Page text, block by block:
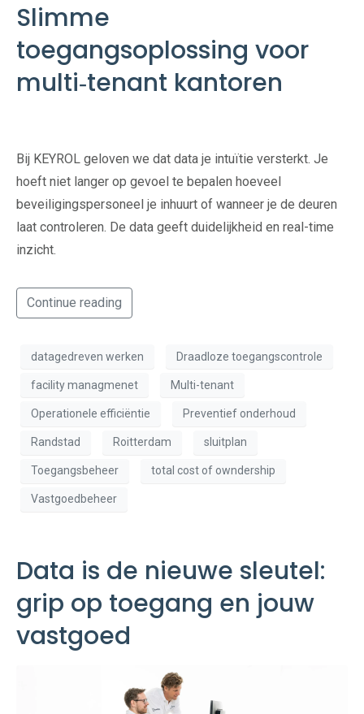
Slimme
toegangsoplossing voor
multi‑tenant kantoren
Bij KEYROL geloven we dat data je intuïtie versterkt. Je
hoeft niet langer op gevoel te bepalen hoeveel
beveiligingspersoneel je inhuurt of wanneer je de deuren
laat controleren. De data geeft duidelijkheid en real-time
inzicht.
Continue reading
datagedreven werken Draadloze toegangscontrole
facility managmenet Multi-tenant
Operationele efficiëntie Preventief onderhoud
Randstad Roitterdam sluitplan
Toegangsbeheer total cost of owndership
Vastgoedbeheer
Data is de nieuwe sleutel:
grip op toegang en jouw
vastgoed